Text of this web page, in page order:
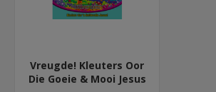
Vreugde! Kleuters Oor
Die Goeie & Mooi Jesus